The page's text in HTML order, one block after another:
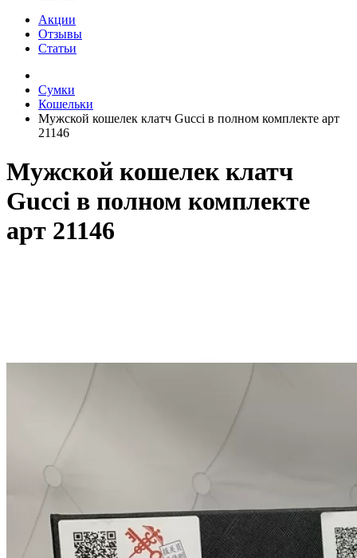
Акции
Отзывы
Статьи
Сумки
Кошельки
Мужской кошелек клатч Gucci в полном комплекте арт
21146
Мужской кошелек клатч
Gucci в полном комплекте
арт 21146